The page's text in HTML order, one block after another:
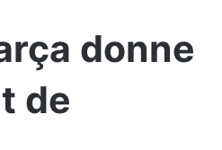
donne
de